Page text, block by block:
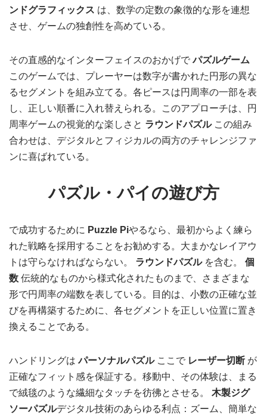
ンドグラフィックス は、数学の定数の象徴的な形を連想
させ、ゲームの独創性を高めている。
その直感的なインターフェイスのおかげでパズルゲーム
このゲームでは、プレーヤーは数字が書かれた円形の異な
るセグメントを組み立てる。各ピースは円周率の一部を表
し、正しい順番に入れ替えられる。このアプローチは、円
周率ゲームの視覚的な楽しさと ラウンドパズルこの組み
合わせは、デジタルとフィジカルの両方のチャレンジファ
ンに喜ばれている。
パズル・パイの遊び方
で成功するために Puzzle Piやるなら、最初からよく練ら
れた戦略を採用することをお勧めする。大まかなレイアウ
トは守らなければならない。 ラウンドパズルを含む。 個
数 伝統的なものから様式化されたものまで、さまざまな
形で円周率の端数を表している。目的は、小数の正確な並
びを再構築するために、各セグメントを正しい位置に置き
換えることである。
ハンドリングはパーソナルパズルここで レーザー切断 が
正確なフィット感を保証する。移動中、その体験は、まる
で絨毯のような繊細なタッチを彷彿とさせる。 木製ジグ
ソーパズルデジタル技術のあらゆる利点：ズーム、簡単な